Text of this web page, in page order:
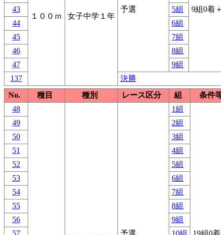
１００ｍ 女子中学１年
予選 9組0着
43
5組
44
6組
45
7組
46
8組
47
9組
137
決勝
No.
種目 種別 レース区分 組
条件
48
予選
1組
19組0
49
2組
50
3組
51
4組
52
5組
53
6組
54
7組
55
8組
56
9組
57
10組